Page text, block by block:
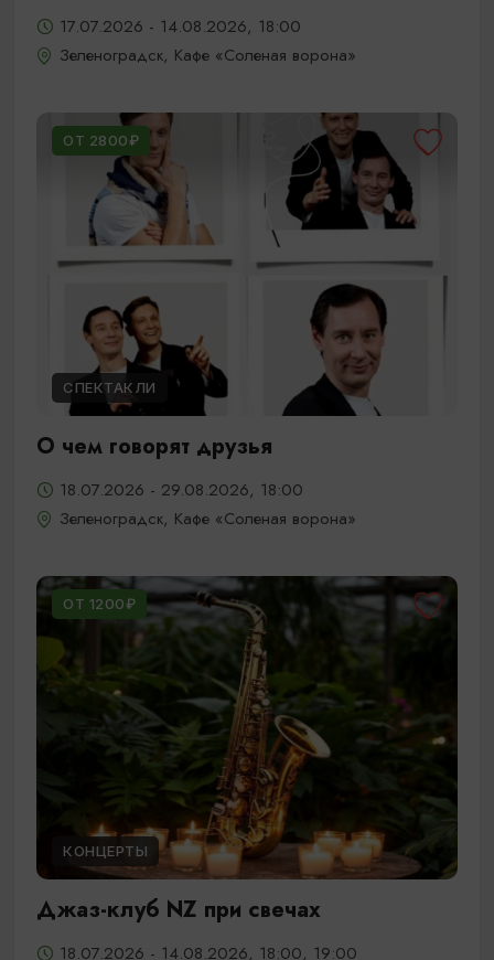
17.07.2026 - 14.08.2026, 18:00
Зеленоградск, Кафе «Соленая ворона»
ОТ 2800₽
СПЕКТАКЛИ
О чем говорят друзья
18.07.2026 - 29.08.2026, 18:00
Зеленоградск, Кафе «Соленая ворона»
ОТ 1200₽
КОНЦЕРТЫ
Джаз-клуб NZ при свечах
18.07.2026 - 14.08.2026, 18:00, 19:00